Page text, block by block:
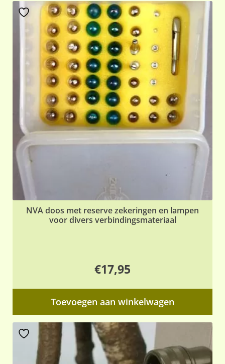
NVA doos met reserve zekeringen en lampen
voor divers verbindingsmateriaal
€17,95
Toevoegen aan winkelwagen